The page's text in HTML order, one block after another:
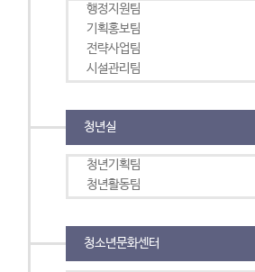
행정지원팀
기획홍보팀
전략사업팀
시설관리팀
청년실
청년기획팀
청년활동팀
청소년문화센터